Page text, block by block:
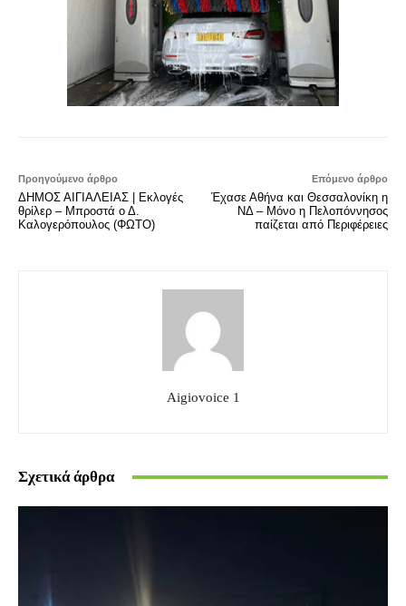
Προηγούμενο άρθρο
ΔΗΜΟΣ ΑΙΓΙΑΛΕΙΑΣ | Εκλογές
θρίλερ – Μπροστά ο Δ.
Καλογερόπουλος (ΦΩΤΟ)
Επόμενο άρθρο
Έχασε Αθήνα και Θεσσαλονίκη η
ΝΔ – Μόνο η Πελοπόννησος
παίζεται από Περιφέρειες
Aigiovoice 1
Σχετικά άρθρα